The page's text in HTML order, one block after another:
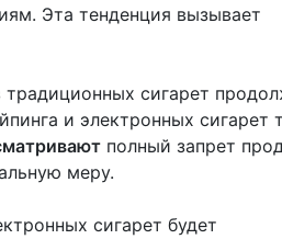
Эта тенденция вызывает
сигарет
и электронных сигарет
полный запрет
меру.
сигарет будет